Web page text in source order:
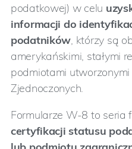
podatkowej) w celu
informacji do
podatników, którzy są
amerykańskimi, stałymi
podmiotami
Zjednoczonych.
Formularze W-8 to seria
certyfikacji statusu